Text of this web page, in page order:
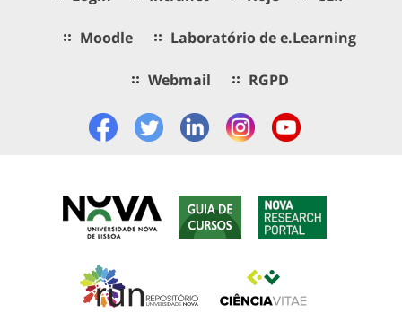
Moodle Laboratório de e.Learning
Webmail RGPD